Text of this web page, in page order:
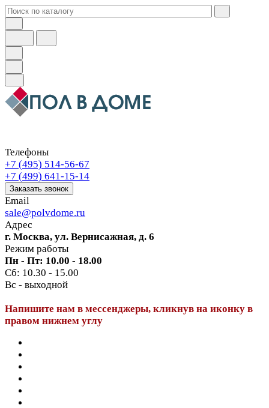
Телефоны
+7 (495) 514-56-67
+7 (499) 641-15-14
Заказать звонок
Email
sale@polvdome.ru
Адрес
г. Москва, ул. Вернисажная, д. 6
Режим работы
Пн - Пт: 10.00 - 18.00
Сб: 10.30 - 15.00
Вс - выходной
Напишите нам в мессенджеры, кликнув на иконку в
правом нижнем углу